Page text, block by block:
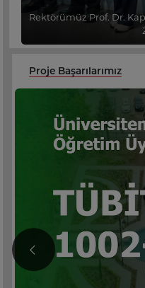
Rektörümüz Prof. Dr.
Proje Başarılarımız